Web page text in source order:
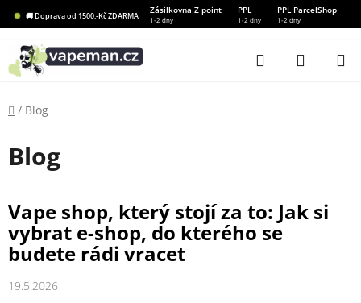
Přejít
na
obsah
🚚 Doprava od 1500,-Kč ZDARMA
Zásilkovna Z point PPL PPL ParcelShop
1-2 dny 1-2 dny 1-2 dny
Hledat
KOŠÍK
Domů
/ Blog
Blog
ý
p
i
s
Vape shop, který stojí za to: Jak si
vybrat e-shop, do kterého se
budete rádi vracet
19.5.2026